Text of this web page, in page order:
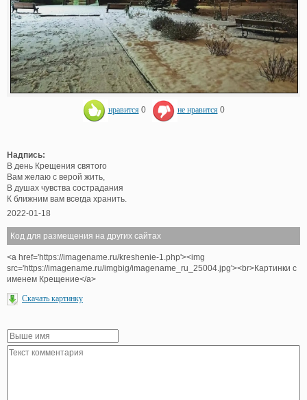
нравится 0 не нравится 0
Надпись:
В день Крещения святого
Вам желаю с верой жить,
В душах чувства сострадания
К ближним вам всегда хранить.
2022-01-18
Код для размещения на других сайтах
<a href='https://imagename.ru/kreshenie-1.php'><img
src='https://imagename.ru/imgbig/imagename_ru_25004.jpg'><br>Картинки с
именем Крещение</a>
Скачать картинку